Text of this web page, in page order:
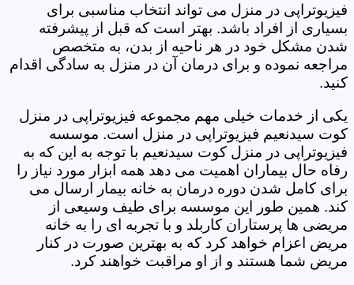
فیزیوتراپی در منزل می تواند انتخاب مناسبی برای
بسیاری از افراد باشد. بهتر است که قبل از پیشرفته
شدن مشکل خود در هر ناحیه از بدن، به متخصص
مراجعه نموده و برای درمان آن در منزل به سادگی اقدام
کنید.
یکی از خدمات خیلی مهم مجموعه فیزیوتراپی در منزل
کوت سیدنعیم فیزیوتراپی در منزل است. موسسه
فیزیوتراپی در منزل کوت سیدنعیم با توجه به این که به
رفاه حال بیماران اهمیت می دهد همه ابزار مورد نیاز را
برای کامل شدن دوره درمان به خانه بیمار ارسال می
کند. همین طور این موسسه برای طیف وسیعی از
مریضی ها پرستاران کاربلد و با تجربه ای را به خانه
مریض اعزام خواهد کرد که به بهترین صورت در کنار
مریض شما هستند و از او مراقبت خواهند کرد.